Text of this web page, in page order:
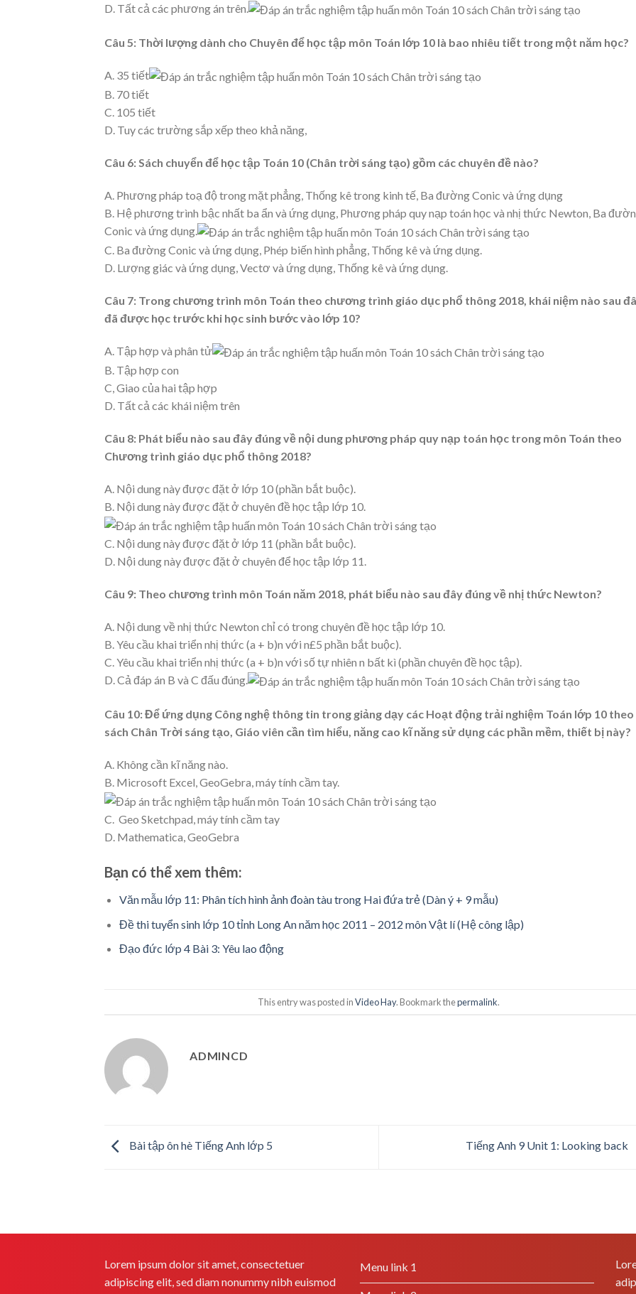
D. Tất cả các phương án trên.
Câu 5: Thời lượng dành cho Chuyên để học tập môn Toán lớp 10 là bao nhiêu tiết trong một năm học?
A. 35 tiết
B. 70 tiết
C. 105 tiết
D. Tuy các trường sắp xếp theo khả năng,
Câu 6:Sách chuyển để học tập Toán 10 (Chân trời sáng tạo) gồm các chuyên đề nào?
A. Phương pháp toạ độ trong mặt phẳng, Thống kê trong kinh tế, Ba đường Conic và ứng dụng
B. Hệ phương trình bậc nhất ba ẩn và ứng dụng, Phương pháp quy nạp toán học và nhị thức Newton, Ba
Conic và ứng dụng.
C. Ba đường Conic và ứng dụng, Phép biến hình phẳng, Thống kê và ứng dụng.
D. Lượng giác và ứng dụng, Vectơ và ứng dụng, Thống kê và ứng dụng.
Câu 7: Trong chương trình môn Toán theo chương trình giáo dục phổ thông 2018, khái niệm nào sau
đã được học trước khi học sinh bước vào lớp 10?
A. Tập hợp và phân tử
B. Tập hợp con
C, Giao của hai tập hợp
D. Tất cả các khái niệm trên
Câu 8: Phát biểu nào sau đây đúng về nội dung phương pháp quy nạp toán học trong môn Toán theo
Chương trình giáo dục phổ thông 2018?
A. Nội dung này được đặt ở lớp 10 (phần bắt buộc).
B. Nội dung này được đặt ở chuyên đề học tập lớp 10.
C. Nội dung này được đặt ở lớp 11 (phần bắt buộc).
D. Nội dung này được đặt ở chuyên để học tập lớp 11.
Câu 9: Theo chương trình môn Toán năm 2018, phát biểu nào sau đây đúng về nhị thức Newton?
A. Nội dung về nhị thức Newton chỉ có trong chuyên đề học tập lớp 10.
B. Yêu cầu khai triển nhị thức (a + b)n với n£5 phần bắt buộc).
C. Yêu cầu khai triển nhị thức (a + b)n với số tự nhiên n bất kì (phần chuyên đề học tập).
D. Cả đáp án B và C đấu đúng.
Câu 10:Để ứng dụng Công nghệ thông tin trong giảng dạy các Hoạt động trải nghiệm Toán lớp 10 theo
sách Chân Trời sáng tạo, Giáo viên cần tìm hiểu, năng cao kĩ năng sử dụng các phần mềm, thiết bị này?
A. Không cần kĩ năng nào.
B. Microsoft Excel, GeoGebra, máy tính cầm tay.
C. Geo Sketchpad, máy tính cầm tay
D. Mathematica, GeoGebra
Bạn có thể xem thêm:
Văn mẫu lớp 11: Phân tích hình ảnh đoàn tàu trong Hai đứa trẻ (Dàn ý + 9 mẫu)
Đề thi tuyển sinh lớp 10 tỉnh Long An năm học 2011 – 2012 môn Vật lí (Hệ công lập)
Đạo đức lớp 4 Bài 3: Yêu lao động
This entry was posted inVideo Hay. Bookmark thepermalink.
ADMINCD
Bài tập ôn hè Tiếng Anh lớp 5 Tiếng Anh 9 Unit 1: Looking back
Lorem ipsum dolor sit amet, consectetuer
adipiscing elit, sed diam nonummy nibh euismod
Menu link 1